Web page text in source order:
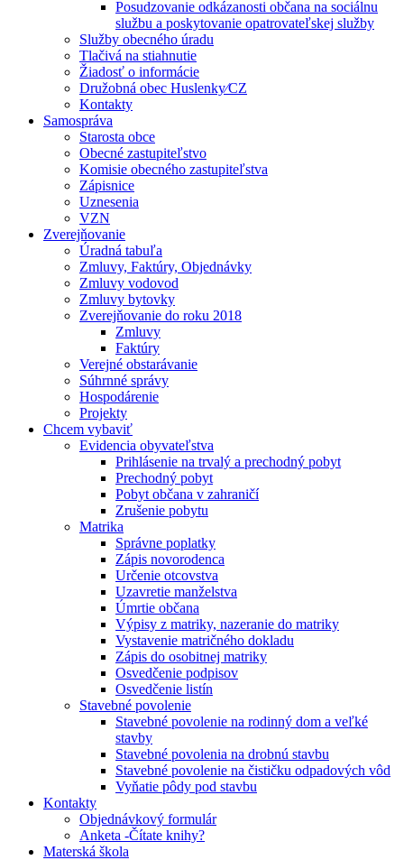
Posudzovanie odkázanosti občana na sociálnu
službu a poskytovanie opatrovateľskej služby
Služby obecného úradu
Tlačivá na stiahnutie
Žiadosť o informácie
Družobná obec Huslenky⁄CZ
Kontakty
Samospráva
Starosta obce
Obecné zastupiteľstvo
Komisie obecného zastupiteľstva
Zápisnice
Uznesenia
VZN
Zverejňovanie
Úradná tabuľa
Zmluvy, Faktúry, Objednávky
Zmluvy vodovod
Zmluvy bytovky
Zverejňovanie do roku 2018
Zmluvy
Faktúry
Verejné obstarávanie
Súhrnné správy
Hospodárenie
Projekty
Chcem vybaviť
Evidencia obyvateľstva
Prihlásenie na trvalý a prechodný pobyt
Prechodný pobyt
Pobyt občana v zahraničí
Zrušenie pobytu
Matrika
Správne poplatky
Zápis novorodenca
Určenie otcovstva
Uzavretie manželstva
Úmrtie občana
Výpisy z matriky, nazeranie do matriky
Vystavenie matričného dokladu
Zápis do osobitnej matriky
Osvedčenie podpisov
Osvedčenie listín
Stavebné povolenie
Stavebné povolenie na rodinný dom a veľké
stavby
Stavebné povolenia na drobnú stavbu
Stavebné povolenie na čističku odpadových vôd
Vyňatie pôdy pod stavbu
Kontakty
Objednávkový formulár
Anketa -Čítate knihy?
Materská škola